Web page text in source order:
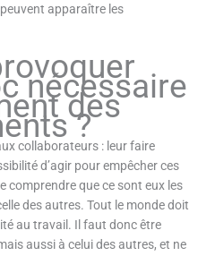
apparaître les
nécessaire
des
?
collaborateurs : leur faire
d’agir pour empêcher ces
comprendre que ce sont eux les
des autres. Tout le monde doit
au travail. Il faut donc être
aussi à celui des autres, et ne